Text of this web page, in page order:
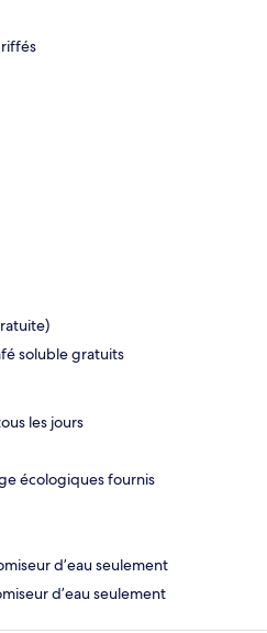
soluble gratuits
les jours
écologiques fournis
d’eau seulement
d’eau seulement